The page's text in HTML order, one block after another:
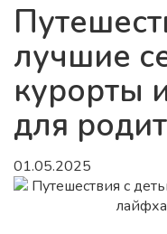
лучшие
курорты
для
01.05.2025